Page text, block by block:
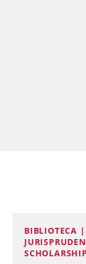
BIBLIOTECA